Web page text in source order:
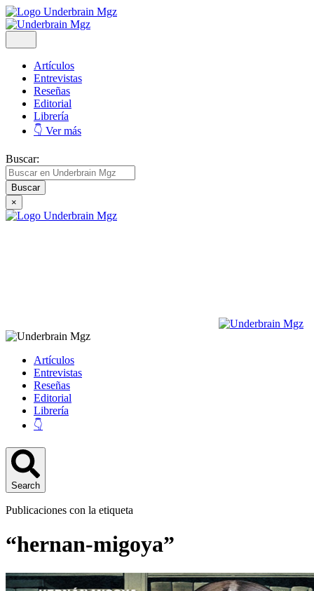
Artículos
Entrevistas
Reseñas
Editorial
Librería
👇 Ver más
Buscar:
×
Artículos
Entrevistas
Reseñas
Editorial
Librería
👇
Search
Publicaciones con la etiqueta
“hernan-migoya”